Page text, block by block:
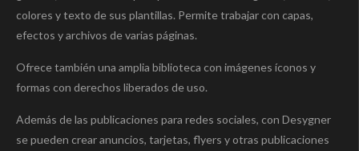
colores y texto de sus plantillas. Permite trabajar con capas,
efectos y archivos de varias páginas.
Ofrece también una amplia biblioteca con imágenes íconos y
formas con derechos liberados de uso.
Además de las publicaciones para redes sociales, con Desygner
se pueden crear anuncios, tarjetas, flyers y otras publicaciones